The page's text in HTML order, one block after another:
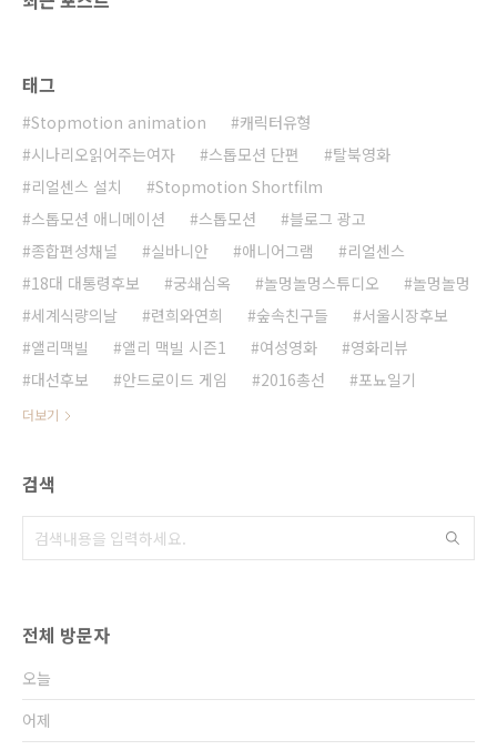
태그
Stopmotion animation
캐릭터유형
시나리오읽어주는여자
스톱모션 단편
탈북영화
리얼센스 설치
Stopmotion Shortfilm
스톱모션 애니메이션
스톱모션
블로그 광고
종합편성채널
실바니안 애니어그램
리얼센스
18대 대통령후보
궁쇄심옥 놀멍놀멍스튜디오
놀멍놀멍
세계식량의날
련희와연희 숲속친구들
서울시장후보
앨리맥빌
앨리 맥빌 시즌1 여성영화
영화리뷰
대선후보
안드로이드 게임 2016총선 포뇨일기
더보기
검색
전체 방문자
오늘
어제